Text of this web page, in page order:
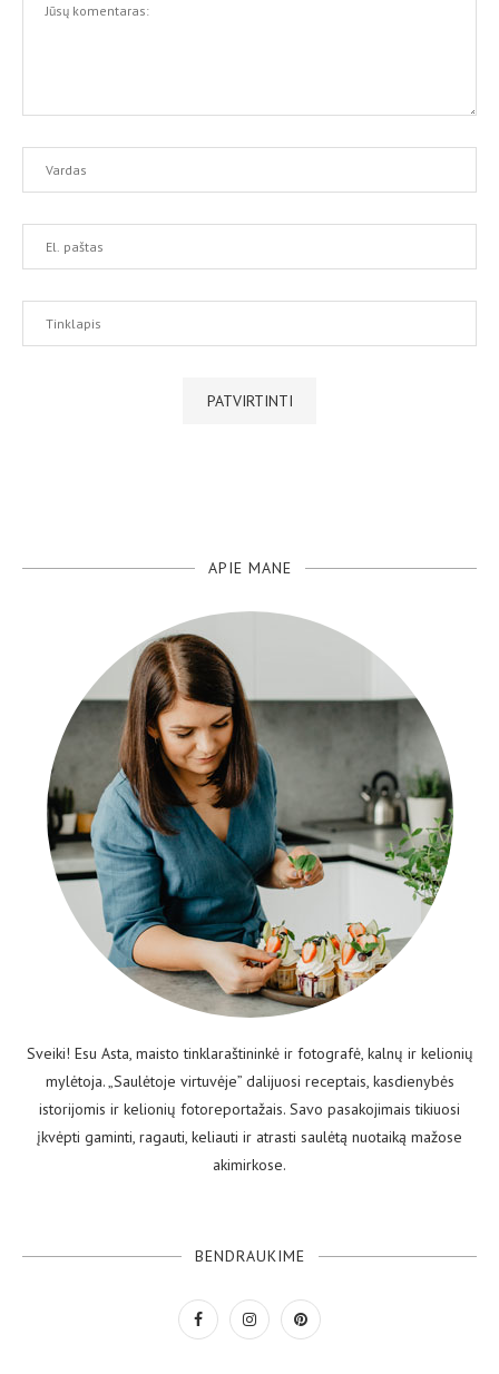
APIE MANE
Sveiki! Esu Asta, maisto tinklaraštininkė ir fotografė, kalnų ir kelionių
mylėtoja. „Saulėtoje virtuvėje” dalijuosi receptais, kasdienybės
istorijomis ir kelionių fotoreportažais. Savo pasakojimais tikiuosi
įkvėpti gaminti, ragauti, keliauti ir atrasti saulėtą nuotaiką mažose
akimirkose.
BENDRAUKIME